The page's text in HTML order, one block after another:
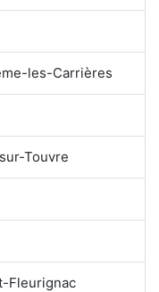
les-Carrières
Touvre
Fleurignac